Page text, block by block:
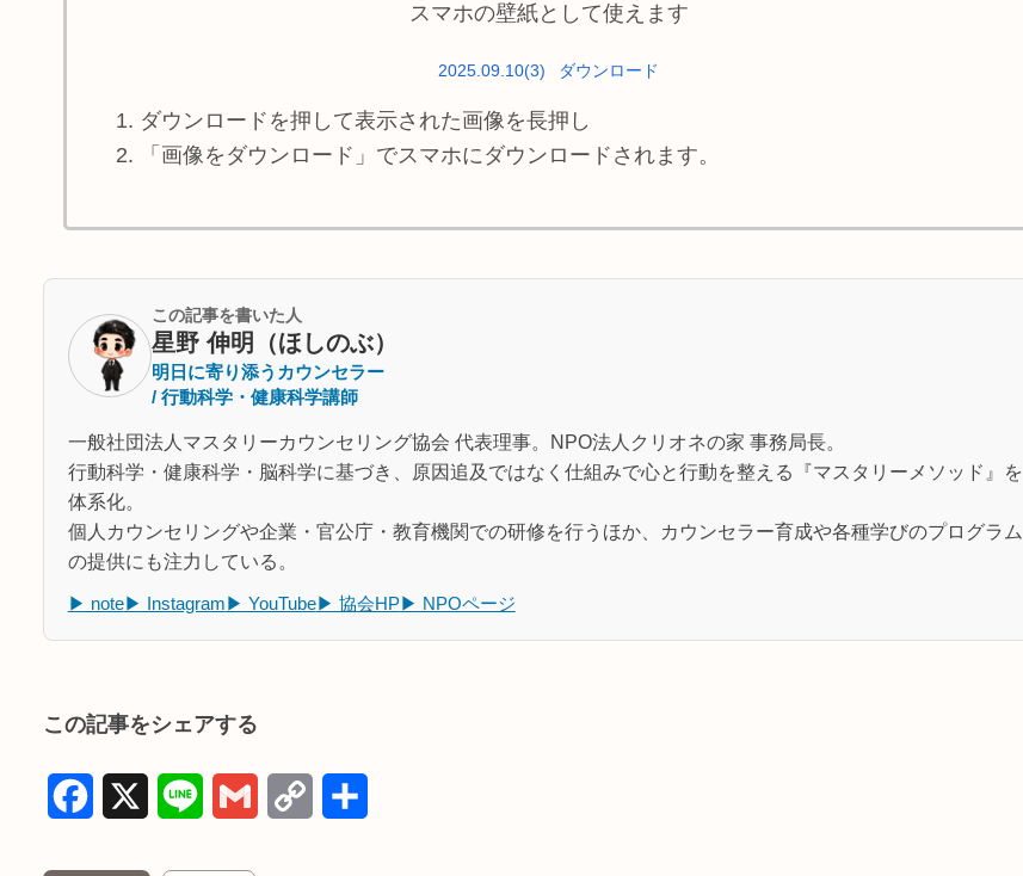
スマホの壁紙として使えます
2025.09.10(3) ダウンロード
ダウンロードを押して表示された画像を長押し
「画像をダウンロード」でスマホにダウンロードされます。
この記事を書いた人
星野 伸明（ほしのぶ）
明日に寄り添うカウンセラー
/ 行動科学・健康科学講師
一般社団法人マスタリーカウンセリング協会 代表理事。NPO法人クリオネの家 事務局長。
行動科学・健康科学・脳科学に基づき、原因追及ではなく仕組みで心と行動を整える『マスタリーメソッド』を
体系化。
個人カウンセリングや企業・官公庁・教育機関での研修を行うほか、カウンセラー育成や各種学びのプログラム
の提供にも注力している。
▶ note▶ Instagram▶ YouTube▶ 協会HP▶ NPOページ
この記事をシェアする